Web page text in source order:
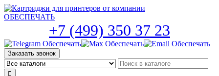
Skip
to
+7 (499) 350 37 23
Заказать звонок